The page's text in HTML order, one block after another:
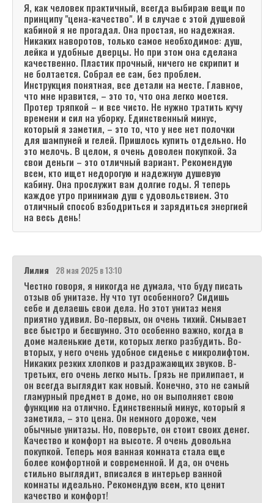
Я, как человек практичный, всегда выбираю вещи по
принципу "цена-качество". И в случае с этой душевой
кабиной я не прогадал. Она простая, но надежная.
Никаких наворотов, только самое необходимое: душ,
лейка и удобные дверцы. Но при этом она сделана
качественно. Пластик прочный, ничего не скрипит и
не болтается. Собрал ее сам, без проблем.
Инструкция понятная, все детали на месте. Главное,
что мне нравится, – это то, что она легко моется.
Протер тряпкой – и все чисто. Не нужно тратить кучу
времени и сил на уборку. Единственный минус,
который я заметил, – это то, что у нее нет полочки
для шампуней и гелей. Пришлось купить отдельно. Но
это мелочь. В целом, я очень доволен покупкой. За
свои деньги – это отличный вариант. Рекомендую
всем, кто ищет недорогую и надежную душевую
кабину. Она прослужит вам долгие годы. Я теперь
каждое утро принимаю душ с удовольствием. Это
отличный способ взбодриться и зарядиться энергией
на весь день!
Лилия 28 мая 2025 в 13:10
Честно говоря, я никогда не думала, что буду писать
отзыв об унитазе. Ну что тут особенного? Сидишь
себе и делаешь свои дела. Но этот унитаз меня
приятно удивил. Во-первых, он очень тихий. Смывает
все быстро и бесшумно. Это особенно важно, когда в
доме маленькие дети, которых легко разбудить. Во-
вторых, у него очень удобное сиденье с микролифтом.
Никаких резких хлопков и раздражающих звуков. В-
третьих, его очень легко мыть. Грязь не прилипает, и
он всегда выглядит как новый. Конечно, это не самый
гламурный предмет в доме, но он выполняет свою
функцию на отлично. Единственный минус, который я
заметила, – это цена. Он немного дороже, чем
обычные унитазы. Но, поверьте, он стоит своих денег.
Качество и комфорт на высоте. Я очень довольна
покупкой. Теперь моя ванная комната стала еще
более комфортной и современной. И да, он очень
стильно выглядит, вписался в интерьер ванной
комнаты идеально. Рекомендую всем, кто ценит
качество и комфорт!